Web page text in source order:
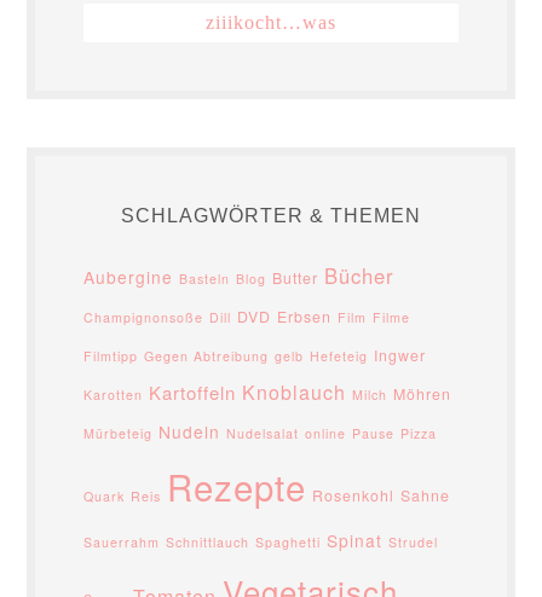
ziiikocht…was
SCHLAGWÖRTER & THEMEN
Aubergine Basteln Blog Butter Bücher
Champignonsoße Dill DVD Erbsen Film Filme
Filmtipp Gegen Abtreibung gelb Hefeteig Ingwer
Karotten Kartoffeln Knoblauch Milch Möhren
Mürbeteig Nudeln Nudelsalat online Pause Pizza
Quark Reis Rezepte Rosenkohl Sahne
Sauerrahm Schnittlauch Spaghetti Spinat Strudel